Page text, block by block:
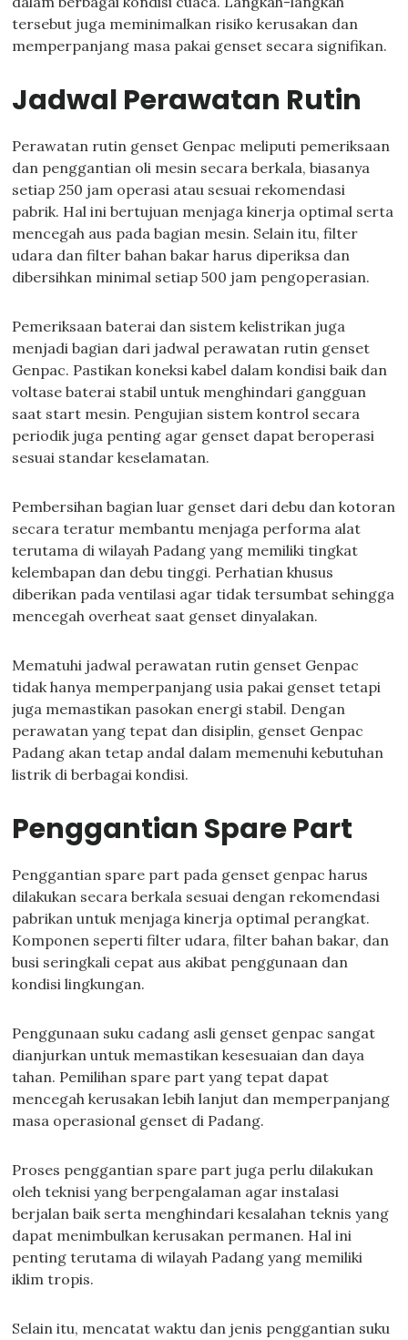
tersebut juga meminimalkan risiko kerusakan dan
memperpanjang masa pakai genset secara signifikan.
Jadwal Perawatan Rutin
Perawatan rutin genset Genpac meliputi pemeriksaan
dan penggantian oli mesin secara berkala, biasanya
setiap 250 jam operasi atau sesuai rekomendasi
pabrik. Hal ini bertujuan menjaga kinerja optimal serta
mencegah aus pada bagian mesin. Selain itu, filter
udara dan filter bahan bakar harus diperiksa dan
dibersihkan minimal setiap 500 jam pengoperasian.
Pemeriksaan baterai dan sistem kelistrikan juga
menjadi bagian dari jadwal perawatan rutin genset
Genpac. Pastikan koneksi kabel dalam kondisi baik dan
voltase baterai stabil untuk menghindari gangguan
saat start mesin. Pengujian sistem kontrol secara
periodik juga penting agar genset dapat beroperasi
sesuai standar keselamatan.
Pembersihan bagian luar genset dari debu dan kotoran
secara teratur membantu menjaga performa alat
terutama di wilayah Padang yang memiliki tingkat
kelembapan dan debu tinggi. Perhatian khusus
diberikan pada ventilasi agar tidak tersumbat sehingga
mencegah overheat saat genset dinyalakan.
Mematuhi jadwal perawatan rutin genset Genpac
tidak hanya memperpanjang usia pakai genset tetapi
juga memastikan pasokan energi stabil. Dengan
perawatan yang tepat dan disiplin, genset Genpac
Padang akan tetap andal dalam memenuhi kebutuhan
listrik di berbagai kondisi.
Penggantian Spare Part
Penggantian spare part pada genset genpac harus
dilakukan secara berkala sesuai dengan rekomendasi
pabrikan untuk menjaga kinerja optimal perangkat.
Komponen seperti filter udara, filter bahan bakar, dan
busi seringkali cepat aus akibat penggunaan dan
kondisi lingkungan.
Penggunaan suku cadang asli genset genpac sangat
dianjurkan untuk memastikan kesesuaian dan daya
tahan. Pemilihan spare part yang tepat dapat
mencegah kerusakan lebih lanjut dan memperpanjang
masa operasional genset di Padang.
Proses penggantian spare part juga perlu dilakukan
oleh teknisi yang berpengalaman agar instalasi
berjalan baik serta menghindari kesalahan teknis yang
dapat menimbulkan kerusakan permanen. Hal ini
penting terutama di wilayah Padang yang memiliki
iklim tropis.
Selain itu, mencatat waktu dan jenis penggantian suku